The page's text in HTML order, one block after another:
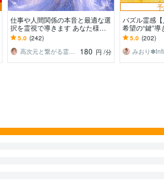
仕事や人間関係の本音と最適な選
択を霊視で導きます あなた様に
とって最善の道と今後の流れを霊
視にてお伝えします
5.0 (242)
高次元と繋がる霊感鑑定⭐︎アニエル
180 円 /分
パズル霊感【
希望の“鍵”導
に“癒しと答
も可能です。
5.0 (202)
みおり